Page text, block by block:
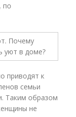
по
приводят к
семьи
Таким образом
не